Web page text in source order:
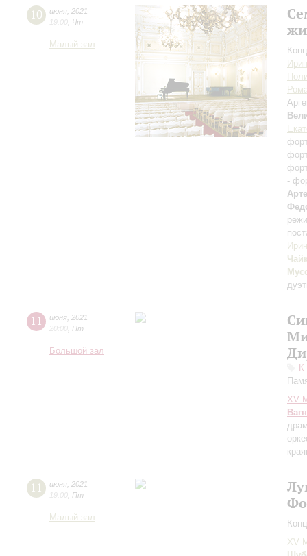
10 июня 2021
19:00 Чт
Малый зал
-
11 июня 2021
20:00 Пт
Большой зал
К
XV
11 июня 2021
19:00 Пт
Малый зал
XV